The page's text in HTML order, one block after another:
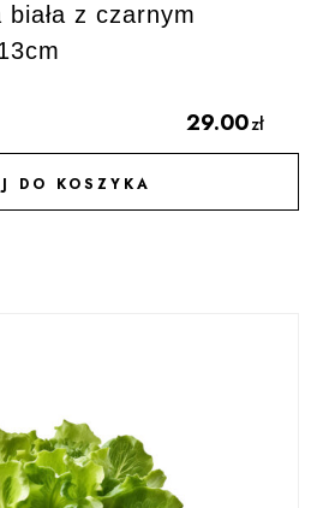
biała z czarnym
29.00zł
DO KOSZYKA
DO ULUBIONYCH